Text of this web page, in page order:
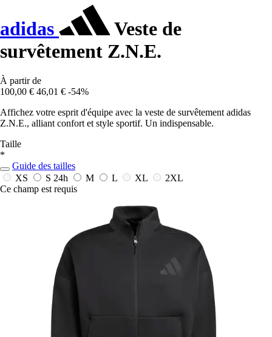
adidas
Veste de
survêtement Z.N.E.
À partir de
100,00 € 46,01 € -54%
Affichez votre esprit d'équipe avec la veste de survêtement adidas
Z.N.E., alliant confort et style sportif. Un indispensable.
Taille
*
Guide des tailles
XS
S 24h M L XL
2XL
Ce champ est requis